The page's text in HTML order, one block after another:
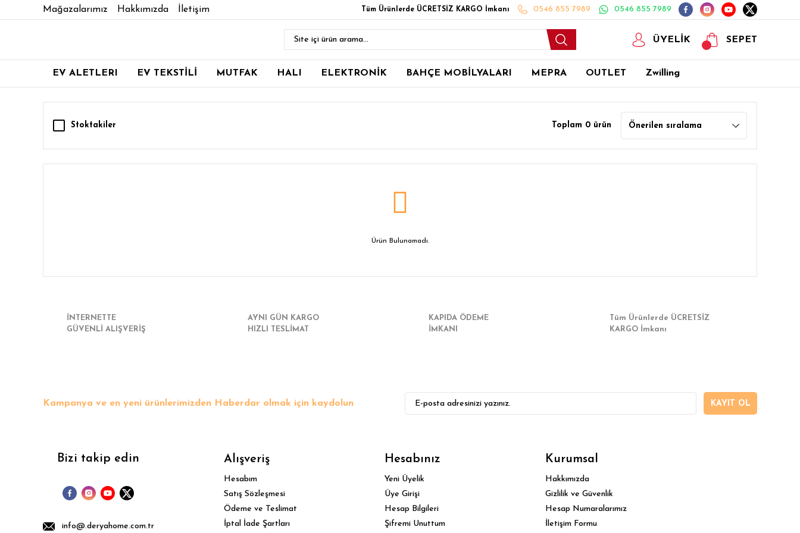
Mağazalarımız Hakkımızda İletişim Tüm Ürünlerde ÜCRETSİZ KARGO İmkanı 0546 855 7989 0546 855 7989
ÜYELİK SEPET
EV ALETLERI EV TEKSTİLİ MUTFAK HALI ELEKTRONİK BAHÇE MOBİLYALARI MEPRA OUTLET Zwilling
Stoktakiler Toplam 0 ürün
Ürün Bulunamadı.
İNTERNETTE
GÜVENLİ ALIŞVERİŞ
AYNI GÜN KARGO
HIZLI TESLİMAT
KAPIDA ÖDEME
İMKANI
Tüm Ürünlerde ÜCRETSİZ
KARGO İmkanı
Kampanya ve en yeni ürünlerimizden Haberdar olmak için kaydolun KAYIT OL
Bizi takip edin
info@.deryahome.com.tr
Alışveriş
Hesabım
Satış Sözleşmesi
Ödeme ve Teslimat
İptal İade Şartları
Hesabınız
Yeni Üyelik
Üye Girişi
Hesap Bilgileri
Şifremi Unuttum
Kurumsal
Hakkımızda
Gizlilik ve Güvenlik
Hesap Numaralarımız
İletişim Formu